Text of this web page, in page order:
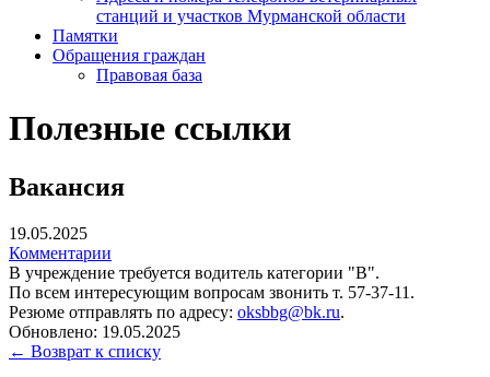
станций и участков Мурманской области
Памятки
Обращения граждан
Правовая база
Полезные ссылки
Вакансия
19.05.2025
Комментарии
В учреждение требуется водитель категории "В".
По всем интересующим вопросам звонить т. 57-37-11.
Резюме отправлять по адресу: oksbbg@bk.ru.
Обновлено: 19.05.2025
← Возврат к списку